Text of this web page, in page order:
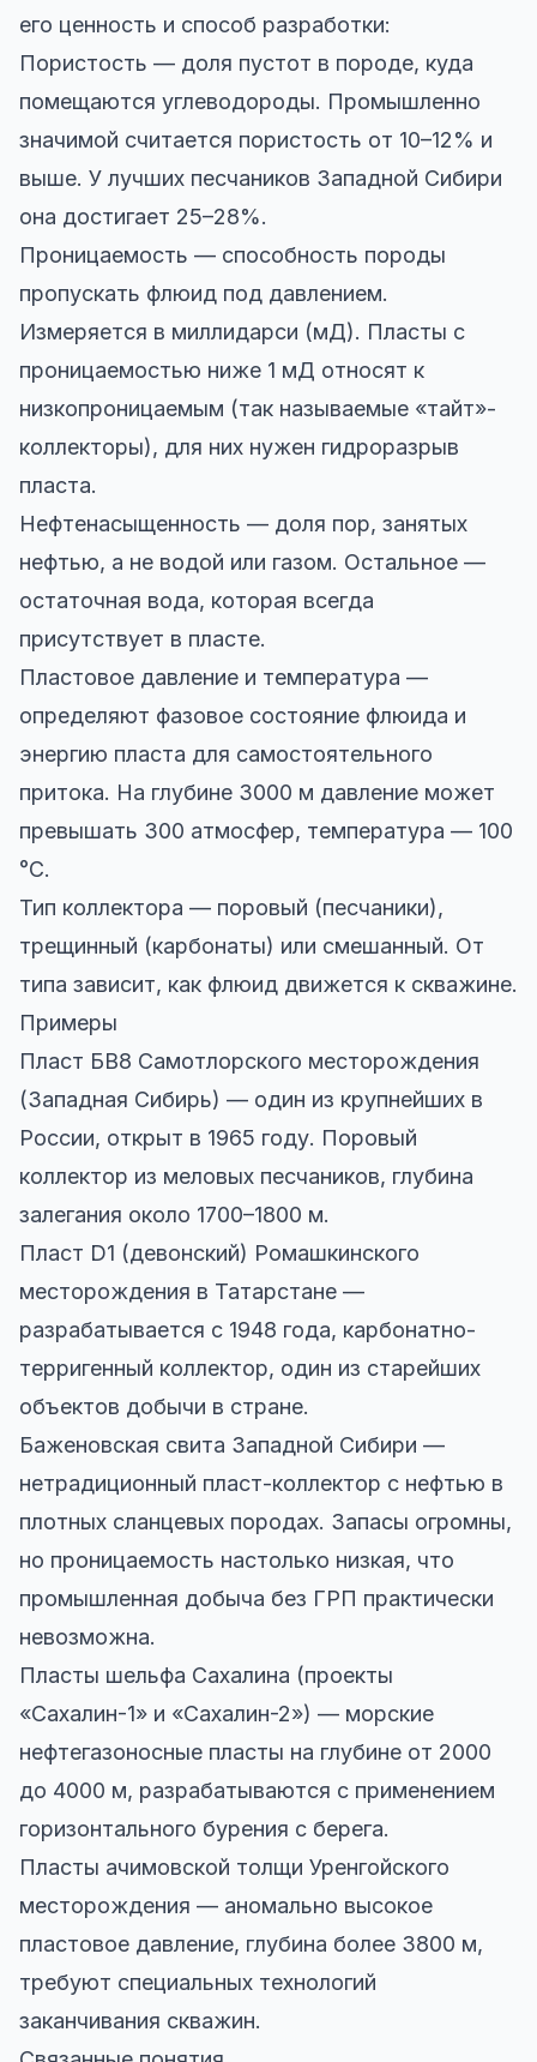
его ценность и способ разработки:
Пористость — доля пустот в породе, куда
помещаются углеводороды. Промышленно
значимой считается пористость от 10–12% и
выше. У лучших песчаников Западной Сибири
она достигает 25–28%.
Проницаемость — способность породы
пропускать флюид под давлением.
Измеряется в миллидарси (мД). Пласты с
проницаемостью ниже 1 мД относят к
низкопроницаемым (так называемые «тайт»-
коллекторы), для них нужен гидроразрыв
пласта.
Нефтенасыщенность — доля пор, занятых
нефтью, а не водой или газом. Остальное —
остаточная вода, которая всегда
присутствует в пласте.
Пластовое давление и температура —
определяют фазовое состояние флюида и
энергию пласта для самостоятельного
притока. На глубине 3000 м давление может
превышать 300 атмосфер, температура — 100
°C.
Тип коллектора — поровый (песчаники),
трещинный (карбонаты) или смешанный. От
типа зависит, как флюид движется к скважине.
Примеры
Пласт БВ8 Самотлорского месторождения
(Западная Сибирь) — один из крупнейших в
России, открыт в 1965 году. Поровый
коллектор из меловых песчаников, глубина
залегания около 1700–1800 м.
Пласт D1 (девонский) Ромашкинского
месторождения в Татарстане —
разрабатывается с 1948 года, карбонатно-
терригенный коллектор, один из старейших
объектов добычи в стране.
Баженовская свита Западной Сибири —
нетрадиционный пласт-коллектор с нефтью в
плотных сланцевых породах. Запасы огромны,
но проницаемость настолько низкая, что
промышленная добыча без ГРП практически
невозможна.
Пласты шельфа Сахалина (проекты
«Сахалин-1» и «Сахалин-2») — морские
нефтегазоносные пласты на глубине от 2000
до 4000 м, разрабатываются с применением
горизонтального бурения с берега.
Пласты ачимовской толщи Уренгойского
месторождения — аномально высокое
пластовое давление, глубина более 3800 м,
требуют специальных технологий
заканчивания скважин.